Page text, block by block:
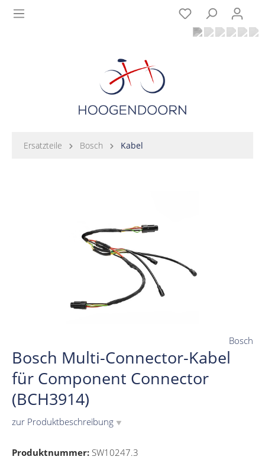
Ersatzteile Bosch Kabel
Bosch Multi-Connector-Kabel
für Component Connector
(BCH3914)
zur Produktbeschreibung ▼
Bosch
Produktnummer: SW10247.3